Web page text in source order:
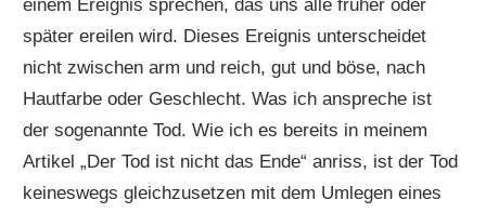
einem Ereignis sprechen, das uns alle früher oder
später ereilen wird. Dieses Ereignis unterscheidet
nicht zwischen arm und reich, gut und böse, nach
Hautfarbe oder Geschlecht. Was ich anspreche ist
der sogenannte Tod. Wie ich es bereits in meinem
Artikel „Der Tod ist nicht das Ende“ anriss, ist der Tod
keineswegs gleichzusetzen mit dem Umlegen eines